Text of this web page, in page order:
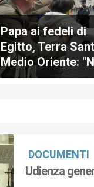
Papa ai fedeli di
Egitto, Terra
Medio Oriente:
c'è consolazione
DOCUMENTI
Udienza